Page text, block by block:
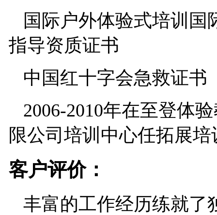
国际户外体验式培训国
指导资质证书
中国红十字会急救证书
2006-2010年在至登体
限公司培训中心任拓展培
客户评价：
丰富的工作经历练就了